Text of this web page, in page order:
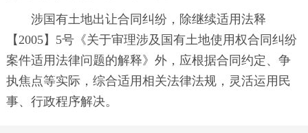
涉国有土地出让合同纠纷，除继续适用法释
【2005】5号《关于审理涉及国有土地使用权合同纠纷
案件适用法律问题的解释》外，应根据合同约定、争
执焦点等实际，综合适用相关法律法规，灵活运用民
事、行政程序解决。